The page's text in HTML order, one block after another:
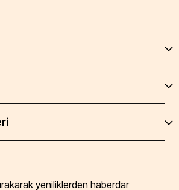
yeniliklerden haberdar